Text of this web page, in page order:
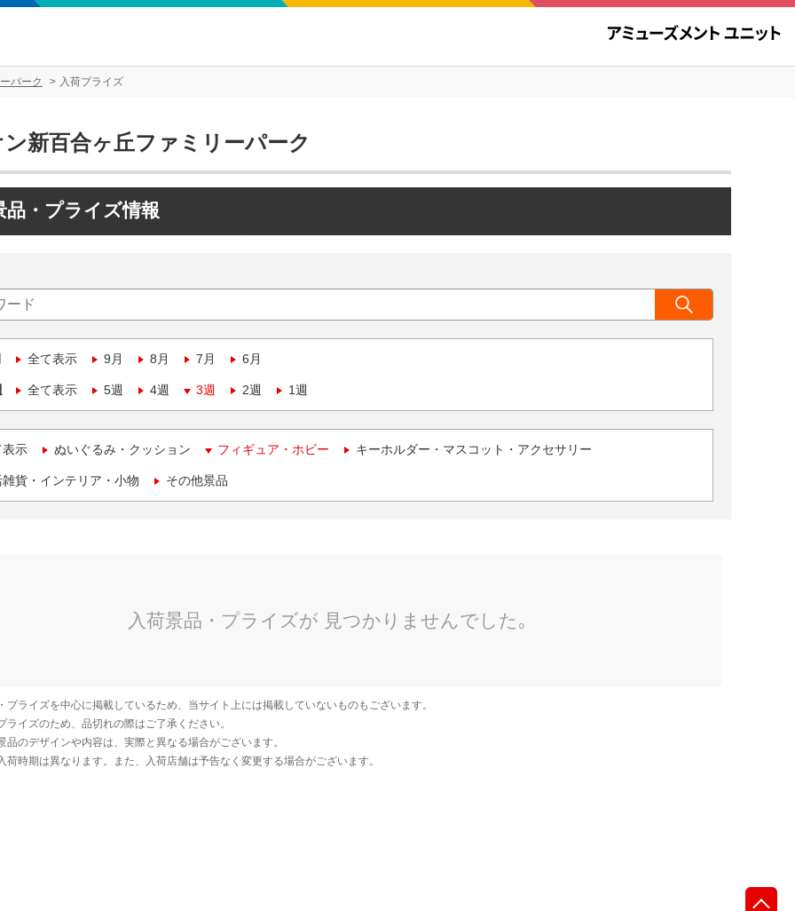
パーク 入荷プライズ
新百合ヶ丘ファミリーパーク
品・プライズ情報
全て表示 9月 8月 7月 6月
全て表示 5週 4週 3週 2週 1週
表示 ぬいぐるみ・クッション フィギュア・ホビー キーホルダー・マスコット・アクセサリー
貨・インテリア・小物 その他景品